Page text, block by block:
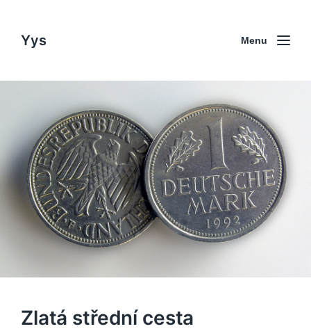
Yys Menu
Zlatá střední cesta